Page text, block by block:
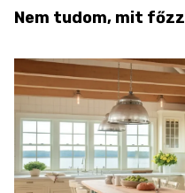
Nem tudom, mit